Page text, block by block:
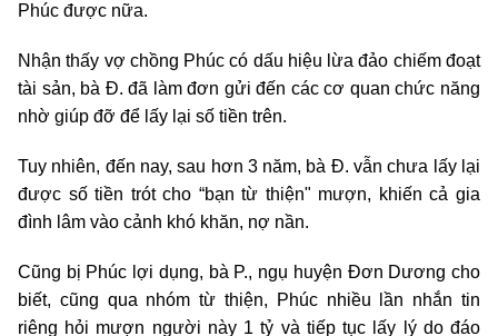
Phúc được nữa.
Nhận thấy vợ chồng Phúc có dấu hiệu lừa đảo chiếm đoạt
tài sản, bà Đ. đã làm đơn gửi đến các cơ quan chức năng
nhờ giúp đỡ để lấy lại số tiền trên.
Tuy nhiên, đến nay, sau hơn 3 năm, bà Đ. vẫn chưa lấy lại
được số tiền trót cho “bạn từ thiện" mượn, khiến cả gia
đình lâm vào cảnh khó khăn, nợ nần.
Cũng bị Phúc lợi dụng, bà P., ngụ huyện Đơn Dương cho
biết, cũng qua nhóm từ thiện, Phúc nhiều lần nhắn tin
riêng hỏi mượn người này 1 tỷ và tiếp tục lấy lý do đáo